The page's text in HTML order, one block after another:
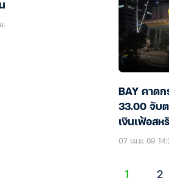
.
BAY คาด
33.00 จับ
เงินเฟ้อสห
07 เม.ย. 69
1 2